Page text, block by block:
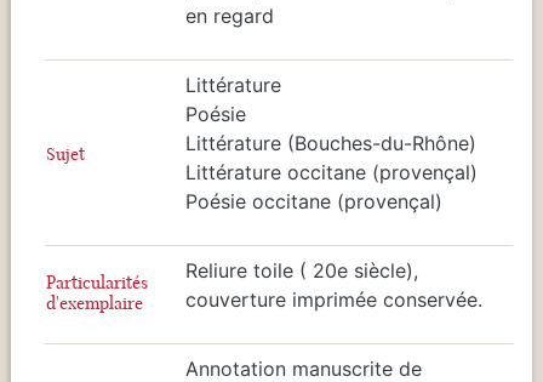
en regard
Sujet
Littérature
Poésie
Littérature (Bouches-du-Rhône)
Littérature occitane (provençal)
Poésie occitane (provençal)
Particularités
d'exemplaire
Reliure toile ( 20e siècle),
couverture imprimée conservée.
Annotation manuscrite de